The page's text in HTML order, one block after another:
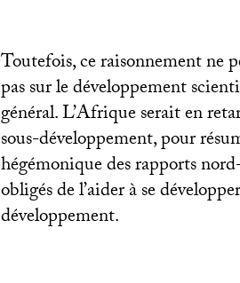
Toutefois, ce raisonnement ne
pas sur le développement
général. L’Afrique serait en
sous-développement, pour
hégémonique des rapports
obligés de l’aider à se
développement.